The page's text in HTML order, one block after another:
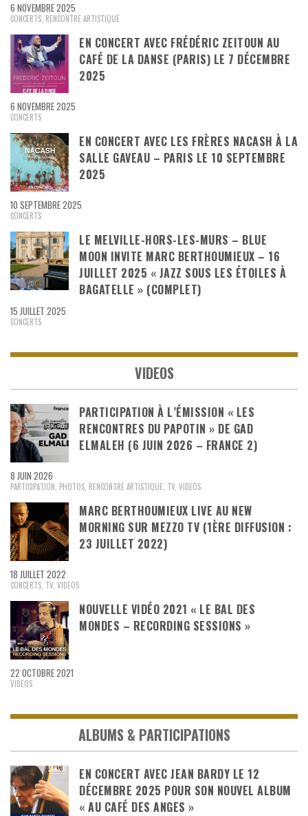
6 NOVEMBRE 2025
CONCERTS RENCONTRE ARTISTIQUE
EN CONCERT AVEC FRÉDÉRIC ZEITOUN AU
CAFÉ DE LA DANSE (PARIS) LE 7 DÉCEMBRE
2025
6 NOVEMBRE 2025
CONCERTS
EN CONCERT AVEC LES FRÈRES NACASH À LA
SALLE GAVEAU – PARIS LE 10 SEPTEMBRE
2025
10 SEPTEMBRE 2025
CONCERTS
LE MELVILLE-HORS-LES-MURS – BLUE
MOON INVITE MARC BERTHOUMIEUX – 16
JUILLET 2025 « JAZZ SOUS LES ÉTOILES À
BAGATELLE » (COMPLET)
15 JUILLET 2025
CONCERTS
VIDEOS
PARTICIPATION À L’ÉMISSION « LES
RENCONTRES DU PAPOTIN » DE GAD
ELMALEH (6 JUIN 2026 – FRANCE 2)
8 JUIN 2026
PARTICIPATION PHOTOS RENCONTRE ARTISTIQUE TV VIDEOS
MARC BERTHOUMIEUX LIVE AU NEW
MORNING SUR MEZZO TV (1ÈRE DIFFUSION :
23 JUILLET 2022)
18 JUILLET 2022
CONCERTS TV VIDEOS
NOUVELLE VIDÉO 2021 « LE BAL DES
MONDES – RECORDING SESSIONS »
22 OCTOBRE 2021
VIDEOS
ALBUMS & PARTICIPATIONS
EN CONCERT AVEC JEAN BARDY LE 12
DÉCEMBRE 2025 POUR SON NOUVEL ALBUM
« AU CAFÉ DES ANGES »